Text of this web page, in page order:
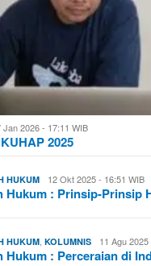
Jan 2026 - 17:11 WIB
2025
HUKUM 12 Okt 2025 - 16:51 WIB
Hukum : Prinsip-Prinsip
HUKUM, KOLUMNIS 11 Agu
Hukum : Perceraian di